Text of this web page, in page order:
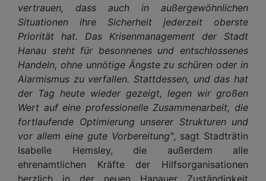
vertrauen, dass auch in außergewöhnlichen
Situationen ihre Sicherheit jederzeit oberste
Priorität hat. Das Krisenmanagement der Stadt
Hanau steht für besonnenes und entschlossenes
Handeln, ohne unnötige Ängste zu schüren oder in
Alarmismus zu verfallen. Stattdessen, und das hat
der Tag heute wieder gezeigt, legen wir großen
Wert auf eine professionelle Zusammenarbeit, die
fortlaufende Optimierung unserer Strukturen und
vor allem eine gute Vorbereitung", sagt Stadträtin
Isabelle Hemsley, die außerdem alle
ehrenamtlichen Kräfte der Hilfsorganisationen
herzlich in der neuen Hanauer Zuständigkeit